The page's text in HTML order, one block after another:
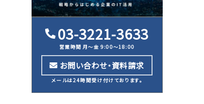
03-3221-3633
営業時間 月〜金 9:00〜18:00
お問い合わせ・資料請求
メールは24時間受け付けております。